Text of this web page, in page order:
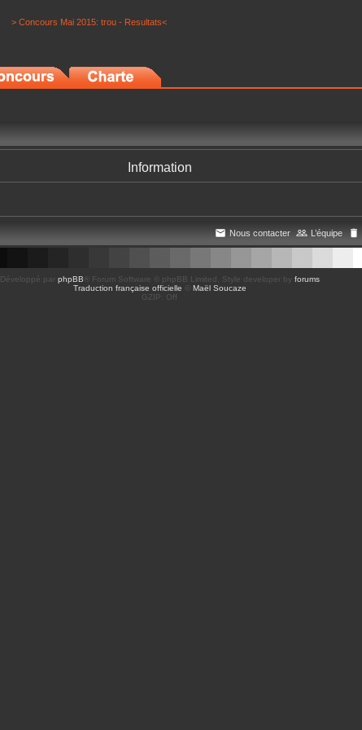
> Concours Mai 2015: trou - Resultats<
Information
L’équipe
Nous contacter
Développé par phpBB ® Forum Software © phpBB Limited , Style developer by forums
Traduction française officielle
Maël Soucaze
GZIP: Off